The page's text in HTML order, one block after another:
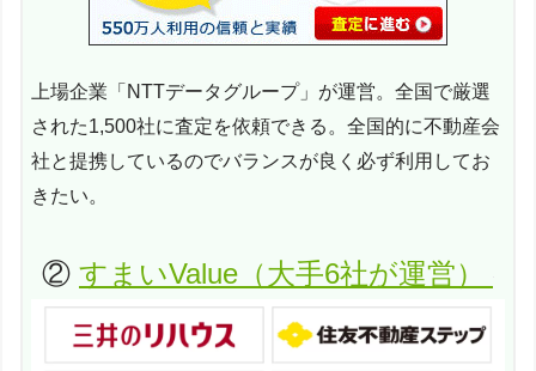
上場企業「NTTデータグループ」が運営。全国で厳選
された1,500社に査定を依頼できる。全国的に不動産会
社と提携しているのでバランスが良く必ず利用してお
きたい。
② すまいValue（大手6社が運営）